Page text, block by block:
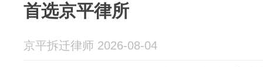
首选京平律所
京平拆迁律师 2026-08-04